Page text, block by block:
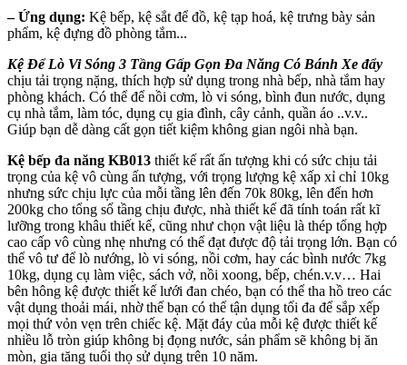
– Ứng dụng: Kệ bếp, kệ sắt để đồ, kệ tạp hoá, kệ trưng bày sản
phẩm, kệ đựng đồ phòng tắm...
Kệ Để Lò Vi Sóng 3 Tầng Gấp Gọn Đa Năng Có Bánh Xe đẩy
chịu tải trọng nặng, thích hợp sử dụng trong nhà bếp, nhà tắm hay
phòng khách. Có thể để nồi cơm, lò vi sóng, bình đun nước, dụng
cụ nhà tắm, làm tóc, dụng cụ gia đình, cây cảnh, quần áo ..v.v..
Giúp bạn dễ dàng cất gọn tiết kiệm không gian ngôi nhà bạn.
Kệ bếp đa năng KB013 thiết kế rất ấn tượng khi có sức chịu tải
trọng của kệ vô cùng ấn tượng, với trọng lượng kệ xấp xỉ chỉ 10kg
nhưng sức chịu lực của mỗi tầng lên đến 70k 80kg, lên đến hơn
200kg cho tổng số tầng chịu được, nhà thiết kế đã tính toán rất kĩ
lưỡng trong khâu thiết kế, cũng như chọn vật liệu là thép tổng hợp
cao cấp vô cùng nhẹ nhưng có thể đạt được độ tải trọng lớn. Bạn có
thể vô tư để lò nướng, lò vi sóng, nồi cơm, hay các bình nước 7kg
10kg, dụng cụ làm việc, sách vở, nồi xoong, bếp, chén.v.v… Hai
bên hông kệ được thiết kế lưới đan chéo, bạn có thể tha hồ treo các
vật dụng thoải mái, nhờ thế bạn có thể tận dụng tối đa để sắp xếp
mọi thứ vỏn vẹn trên chiếc kệ. Mặt đáy của mỗi kệ được thiết kế
nhiều lỗ tròn giúp không bị đọng nước, sản phẩm sẽ không bị ăn
mòn, gia tăng tuổi thọ sử dụng trên 10 năm.